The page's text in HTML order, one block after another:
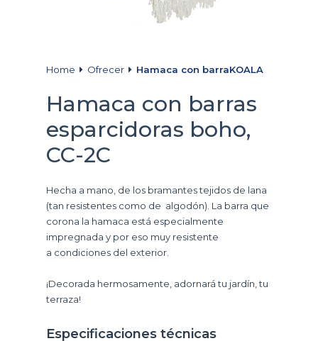
Home Ofrecer Hamaca con barraKOALA
Hamaca con barras
esparcidoras boho,
CC-2C
Hecha a mano, de los bramantes tejidos de lana
(tan resistentes como de algodón). La barra que
corona la hamaca está especialmente
impregnada y por eso muy resistente
a condiciones del exterior.
¡Decorada hermosamente, adornará tu jardín, tu
terraza!
Especificaciones técnicas